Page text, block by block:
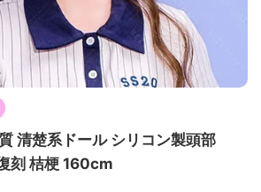
清楚系ドール シリコン製頭部
刻 桔梗 160cm